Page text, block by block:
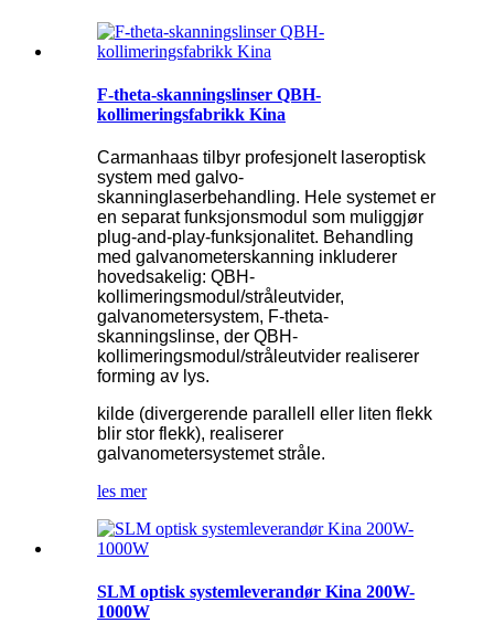
F-theta-skanningslinser QBH-
kollimeringsfabrikk Kina
Carmanhaas tilbyr profesjonelt laseroptisk
system med galvo-
skanninglaserbehandling. Hele systemet er
en separat funksjonsmodul som muliggjør
plug-and-play-funksjonalitet. Behandling
med galvanometerskanning inkluderer
hovedsakelig: QBH-
kollimeringsmodul/stråleutvider,
galvanometersystem, F-theta-
skanningslinse, der QBH-
kollimeringsmodul/stråleutvider realiserer
forming av lys.
kilde (divergerende parallell eller liten flekk
blir stor flekk), realiserer
galvanometersystemet stråle.
les mer
SLM optisk systemleverandør Kina 200W-
1000W